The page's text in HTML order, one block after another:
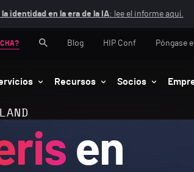
identidad en la era de la IA: lee el informe aquí.
Recursos Socios
Blog HIP Conf Póngase
en